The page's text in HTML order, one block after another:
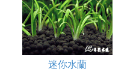
迷你水蘭